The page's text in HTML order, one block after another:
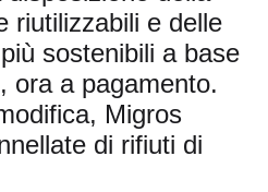
riutilizzabili e delle
sostenibili a base
ora a pagamento.
Migros
di rifiuti di